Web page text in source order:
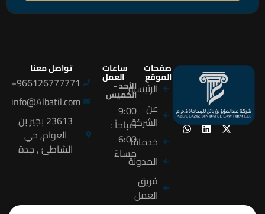
صفحات
الموقع
الرئيسية
عن
الشركة
خدماتنا
المدونة
فريق
العمل
ساعات
العمل
الأحد -
الخميس
9:00
صباحاً :
6:00
مساءً
تواصل معنا
966126777771+
info@Albatil.com
23613 بجير بن
العوام, حي
الشاطئ , جدة